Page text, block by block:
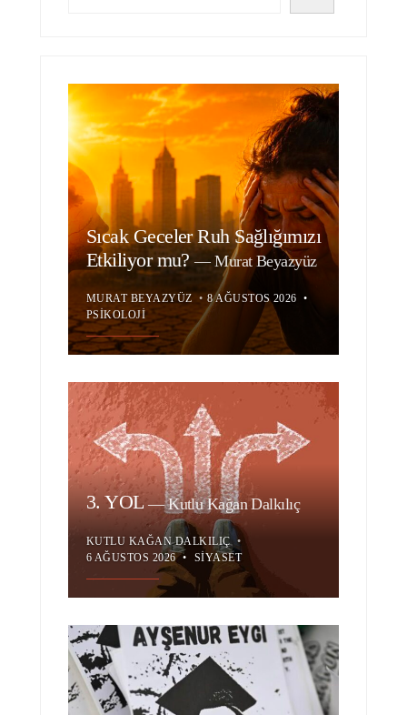
Sıcak Geceler Ruh Sağlığımızı
Etkiliyor mu?—Murat Beyazyüz
MURAT BEYAZYÜZ • 8 AĞUSTOS 2026 •
PSIKOLOJI
3. YOL—Kutlu Kağan Dalkılıç
KUTLU KAĞAN DALKILIÇ •
6 AĞUSTOS 2026 • SIYASET